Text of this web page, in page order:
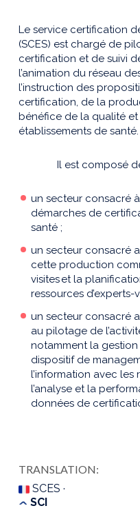
Le service certification
(SCES) est chargé de
certification et de suivi
l’animation du réseau
l’instruction des
certification, de la
bénéfice de la qualité
établissements de santé.
Il est composé de
un secteur consacré
démarches de
santé ;
un secteur consacré
cette production
visites et la
ressources
un secteur consacré
au pilotage de
notamment la
dispositif de
l’information avec les
l’analyse et la
données de
TRANSLATION:
SCES ·
SCI